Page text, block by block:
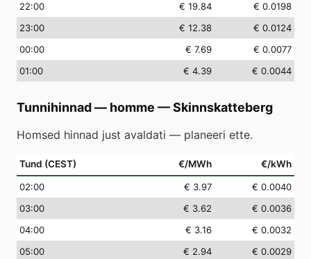
22:00 € 19.84
€ 0.0198
23:00 € 12.38
€ 0.0124
00:00 € 7.69
€ 0.0077
01:00 € 4.39 € 0.0044
Tunnihinnad — homme —Skinnskatteberg
Homsed hinnad just avaldati — planeeri ette.
Tund (CEST) €/MWh €/kWh
02:00 € 3.97
€ 0.0040
03:00 € 3.62
€ 0.0036
04:00 € 3.16
€ 0.0032
05:00 € 2.94
€ 0.0029